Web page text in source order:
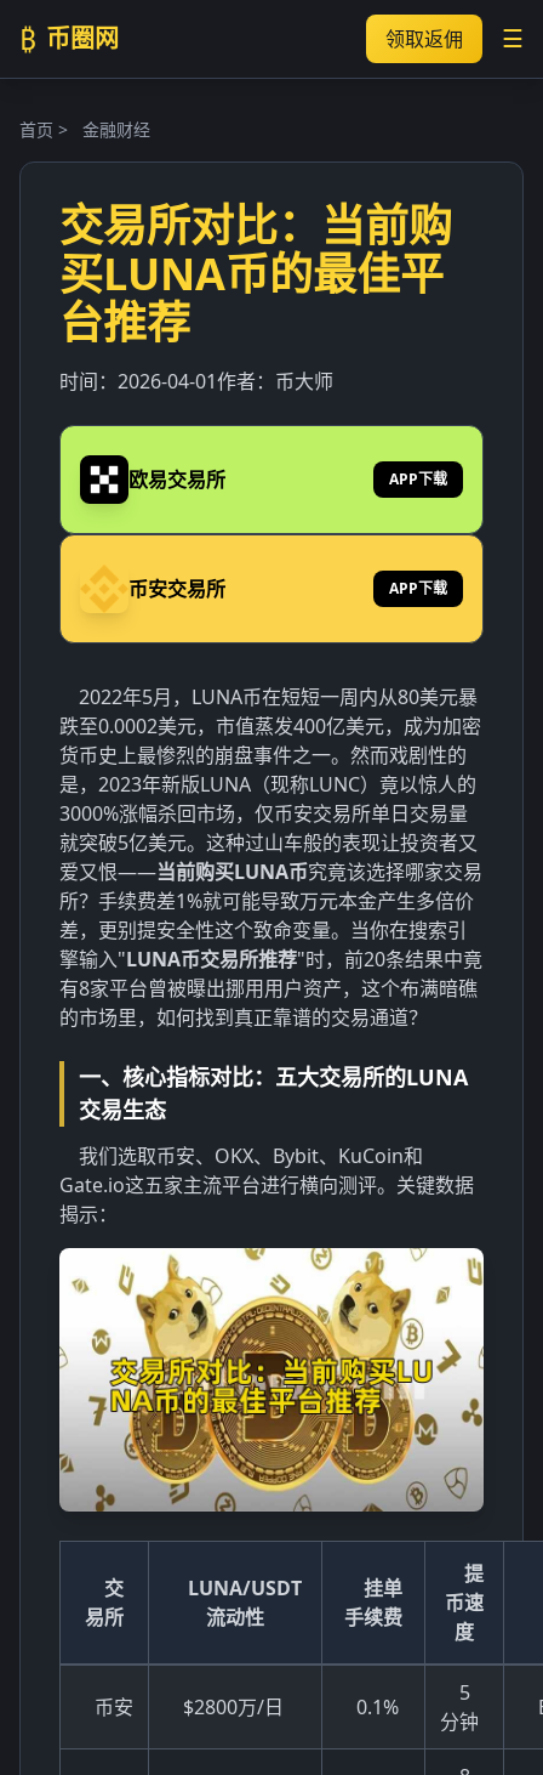
₿ 币圈网 领取返佣 ☰
首页 > 金融财经
交易所对比：当前购
买LUNA币的最佳平
台推荐
时间： 2026-04-01作者： 币大师
欧易交易所 APP下载
币安交易所 APP下载
2022年5月，LUNA币在短短一周内从80美元暴
跌至0.0002美元，市值蒸发400亿美元，成为加密
货币史上最惨烈的崩盘事件之一。然而戏剧性的
是，2023年新版LUNA（现称LUNC）竟以惊人的
3000%涨幅杀回市场，仅币安交易所单日交易量
就突破5亿美元。这种过山车般的表现让投资者又
爱又恨——当前购买LUNA币究竟该选择哪家交易
所？手续费差1%就可能导致万元本金产生多倍价
差，更别提安全性这个致命变量。当你在搜索引
擎输入"LUNA币交易所推荐"时，前20条结果中竟
有8家平台曾被曝出挪用用户资产，这个布满暗礁
的市场里，如何找到真正靠谱的交易通道？
一、核心指标对比：五大交易所的LUNA
交易生态
我们选取币安、OKX、Bybit、KuCoin和
Gate.io这五家主流平台进行横向测评。关键数据
揭示：
交
易所
LUNA/USDT
流动性
挂单
手续费
提
币速
度
币安 $2800万/日 0.1%
5
分钟